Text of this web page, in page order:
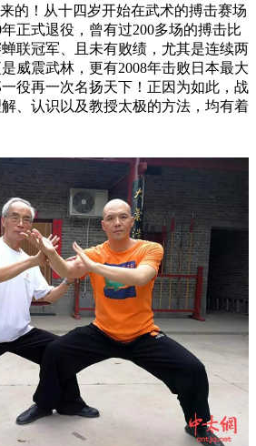
的！从十四岁开始在武术的搏击赛场
年正式退役，曾有过200多场的搏击比
联冠军、且未有败绩，尤其是连续两
威震武林，更有2008年击败日本最大
役再一次名扬天下！正因为如此，战
、认识以及教授太极的方法，均有着